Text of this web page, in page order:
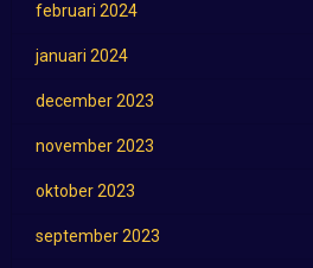
februari 2024
januari 2024
december 2023
november 2023
oktober 2023
september 2023